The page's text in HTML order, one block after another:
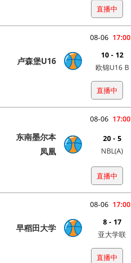
直播中
17:00
08-06
卢森堡U16
10 - 12
欧锦U16 B
直播中
17:00
08-06
东南墨尔本
凤凰
20 - 5
NBL(A)
直播中
17:00
08-06
早稻田大学
8 - 17
亚大学联
直播中